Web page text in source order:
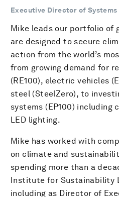
Executive Director of Systems
Mike leads our portfolio of
are designed to secure
action from the world’s
from growing demand for
(RE100), electric vehicles
steel (SteelZero), to
systems (EP100) including
LED lighting.
Mike has worked with
on climate and
spending more than a
Institute for Sustainability
including as Director of